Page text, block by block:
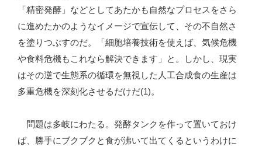
「精密発酵」などとしてあたかも自然なプロセスをさら
に進めたかのようなイメージで宣伝して、その不自然さ
を塗りつぶすのだ。「細胞培養技術を使えば、気候危機
や食料危機もこれなら解決できます」と。しかし、現実
はその逆で生態系の循環を無視した人工合成食の生産は
多重危機を深刻化させるだけだ(1)。
問題は多岐にわたる。発酵タンクを作って置いておけ
ば、勝手にブクブクと食が沸いて出てくるというわけに